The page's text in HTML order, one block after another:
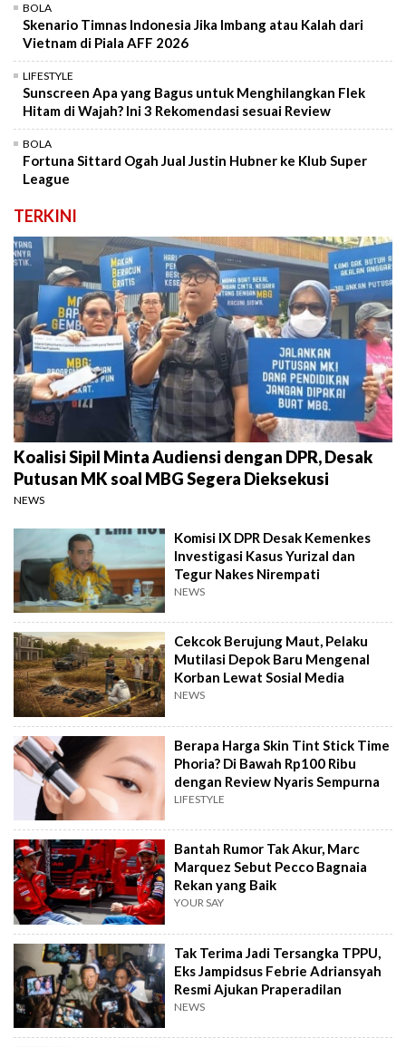
BOLA
Skenario Timnas Indonesia Jika Imbang atau Kalah dari
Vietnam di Piala AFF 2026
LIFESTYLE
Sunscreen Apa yang Bagus untuk Menghilangkan Flek
Hitam di Wajah? Ini 3 Rekomendasi sesuai Review
BOLA
Fortuna Sittard Ogah Jual Justin Hubner ke Klub Super
League
TERKINI
Koalisi Sipil Minta Audiensi dengan DPR, Desak
Putusan MK soal MBG Segera Dieksekusi
NEWS
Komisi IX DPR Desak Kemenkes
Investigasi Kasus Yurizal dan
Tegur Nakes Nirempati
NEWS
Cekcok Berujung Maut, Pelaku
Mutilasi Depok Baru Mengenal
Korban Lewat Sosial Media
NEWS
Berapa Harga Skin Tint Stick Time
Phoria? Di Bawah Rp100 Ribu
dengan Review Nyaris Sempurna
LIFESTYLE
Bantah Rumor Tak Akur, Marc
Marquez Sebut Pecco Bagnaia
Rekan yang Baik
YOUR SAY
Tak Terima Jadi Tersangka TPPU,
Eks Jampidsus Febrie Adriansyah
Resmi Ajukan Praperadilan
NEWS